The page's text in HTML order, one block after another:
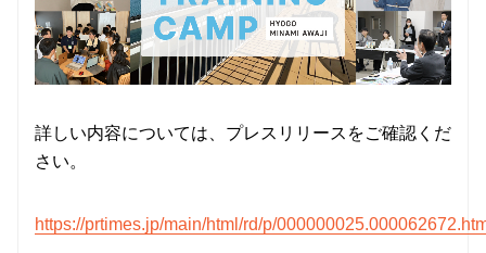
詳しい内容については、プレスリリースをご確認くだ
さい。
https://prtimes.jp/main/html/rd/p/